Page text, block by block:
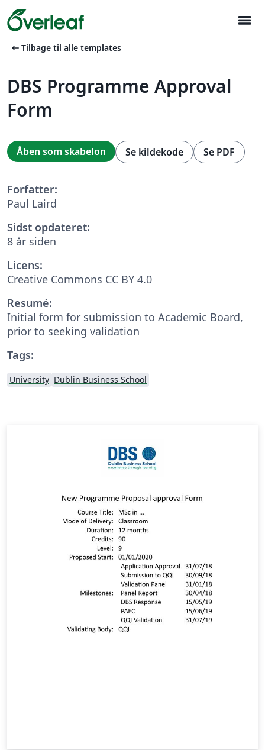
menu
arrow_left_alt Tilbage til alle templates
DBS Programme Approval
Form
Åben som skabelon Se kildekode Se PDF
Forfatter:
Paul Laird
Sidst opdateret:
8 år siden
Licens:
Creative Commons CC BY 4.0
Resumé:
Initial form for submission to Academic Board,
prior to seeking validation
Tags:
University Dublin Business School